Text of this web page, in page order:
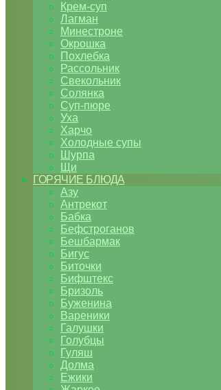
Крем-суп
Лагман
Минестроне
Окрошка
Похлебка
Рассольник
Свекольник
Солянка
Суп-пюре
Уха
Харчо
Холодные супы
Шурпа
Щи
ГОРЯЧИЕ БЛЮДА
Азу
Антрекот
Бабка
Бефстроганов
Бешбармак
Бигус
Биточки
Бифштекс
Бризоль
Буженина
Вареники
Галушки
Голубцы
Гуляш
Долма
Ежики